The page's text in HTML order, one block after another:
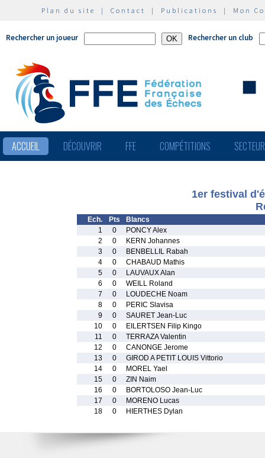
Plan du site | Contact | Publications | Mon
Rechercher un joueur Rechercher un club
ACCUEIL DÉCOUVRIR FFE COMPÉTITIONS
1er festival
Ech. Pts
Blancs
1
0
PONCY Alex
2
0
KERN Johannes
3
0
BENBELLIL Rabah
4
0
CHABAUD Mathis
5
0
LAUVAUX Alan
6
0
WEILL Roland
7
0
LOUDECHE Noam
8
0
PERIC Slavisa
9
0
SAURET Jean-Luc
10
0
EILERTSEN Filip Kingo
11
0
TERRAZA Valentin
12
0
CANONGE Jerome
13
0
GIROD A PETIT LOUIS Vittorio
14
0
MOREL Yael
15
0
ZIN Naim
16
0
BORTOLOSO Jean-Luc
17
0
MORENO Lucas
18
0 HIERTHES Dylan